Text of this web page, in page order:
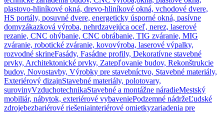
plastovo-hliníkové okná, drevo-hliníkové okná, vchodové dvere,
HS portály, posuvné dvere, energeticky úsporné okná, pasívne
domyzákazková výroba, nehrdzavejúca oceľ, nerez, laserové
rezanie, CNC ohýbanie, CNC obrábanie, TIG zváranie, MIG
zváranie, robotické zváranie, kovovýroba, laserové výpalky,
rozvodné skrineFasády, Fasádne profily, Dekoratívne stavebné
prvky, Architektonické prvky, Zatepľovanie budov, Rekonštrukcie
budov, Novostavby, Výrobky pre stavebníctvo, Stavebné materiály,
Exteriérový dizajnStavebné materiály, polotovary,
surovinyVzduchotechnikaStavebné a montážne náradieMestský
mobiliár, nábytok, exteriérové vybaveniePodzemné nádržeĽudské
zdrojebezbariérové riešeniainteriérové omietkyzariadenia pre